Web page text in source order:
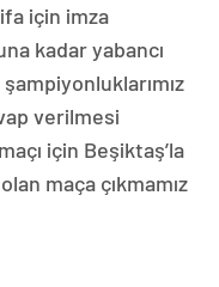
için imza
kadar yabancı
verilmesi
için Beşiktaş’la
maça çıkmamız